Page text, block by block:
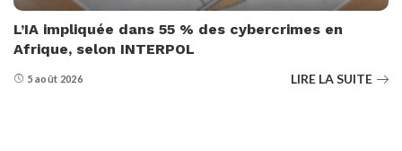
L’IA impliquée dans 55 % des cybercrimes en
Afrique, selon INTERPOL
5 août 2026 LIRE LA SUITE